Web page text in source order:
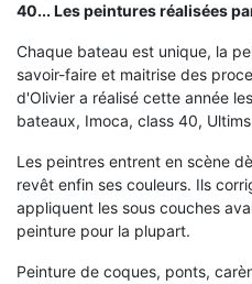
40... Les peintures réalisées
Chaque bateau est unique, la
savoir-faire et maitrise des
d'Olivier a réalisé cette année
bateaux, Imoca, class 40,
Les peintres entrent en scène
revêt enfin ses couleurs. Ils
appliquent les sous couches
peinture pour la plupart.
Peinture de coques, ponts,